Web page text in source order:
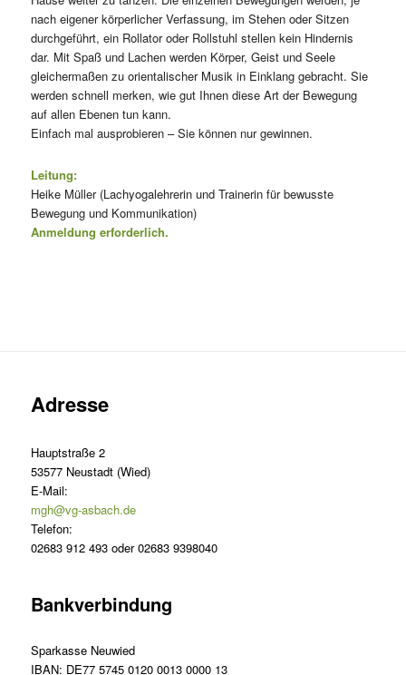
nach eigener körperlicher Verfassung, im Stehen oder Sitzen
durchgeführt, ein Rollator oder Rollstuhl stellen kein Hindernis
dar. Mit Spaß und Lachen werden Körper, Geist und Seele
gleichermaßen zu orientalischer Musik in Einklang gebracht. Sie
werden schnell merken, wie gut Ihnen diese Art der Bewegung
auf allen Ebenen tun kann.
Einfach mal ausprobieren – Sie können nur gewinnen.
Leitung:
Heike Müller (Lachyogalehrerin und Trainerin für bewusste
Bewegung und Kommunikation)
Anmeldung erforderlich.
Adresse
Hauptstraße 2
53577 Neustadt (Wied)
E-Mail:
mgh@vg-asbach.de
Telefon:
02683 912 493 oder 02683 9398040
Bankverbindung
Sparkasse Neuwied
IBAN: DE77 5745 0120 0013 0000 13